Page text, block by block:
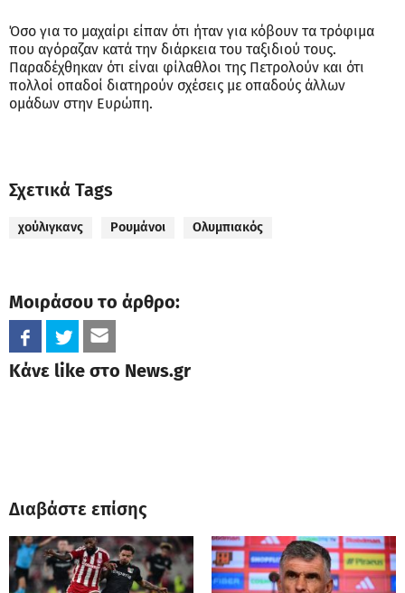
Όσο για το μαχαίρι είπαν ότι ήταν για κόβουν τα τρόφιμα
που αγόραζαν κατά την διάρκεια του ταξιδιού τους.
Παραδέχθηκαν ότι είναι φίλαθλοι της Πετρολούν και ότι
πολλοί οπαδοί διατηρούν σχέσεις με οπαδούς άλλων
ομάδων στην Ευρώπη.
Σχετικά Tags
χούλιγκανς Ρουμάνοι Ολυμπιακός
Μοιράσου το άρθρο:
Κάνε like στο News.gr
Διαβάστε επίσης